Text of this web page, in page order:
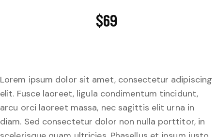
$69
Lorem ipsum dolor sit amet, consectetur adipiscing
elit. Fusce laoreet, ligula condimentum tincidunt,
arcu orci laoreet massa, nec sagittis elit urna in
diam. Sed consectetur dolor non nulla porttitor, in